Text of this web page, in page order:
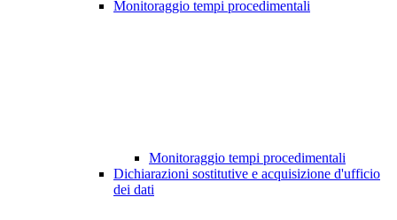
Monitoraggio tempi procedimentali
Monitoraggio tempi procedimentali
Dichiarazioni sostitutive e acquisizione d'ufficio
dei dati